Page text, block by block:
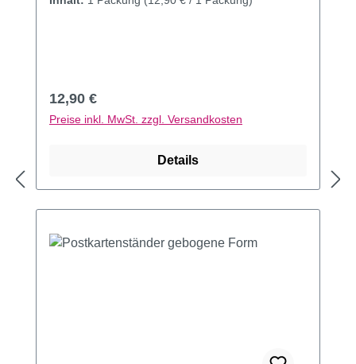
Regulärer Preis:
12,90 €
Preise inkl. MwSt. zzgl. Versandkosten
Details